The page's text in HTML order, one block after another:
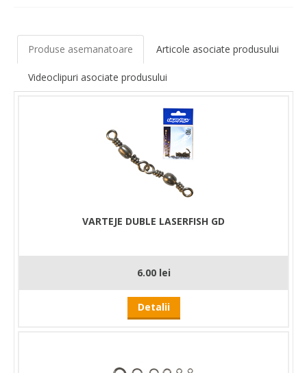
Produse asemanatoare Articole asociate produsului
Videoclipuri asociate produsului
VARTEJE DUBLE LASERFISH GD
6.00 lei
Detalii